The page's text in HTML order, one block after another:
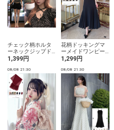
チェック柄ホルタ
ーネックジップド
ロストトップス
1,399円
花柄ドッキングマ
ーメイドワンピー
ス1,299円
08/08 21:30 08/08 21:30